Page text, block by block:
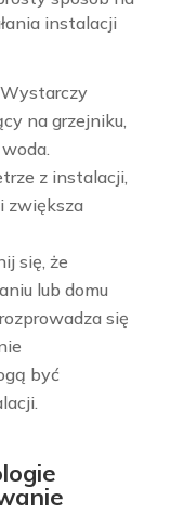
instalacji
Wystarczy
na grzejniku,
z instalacji,
zwiększa
się, że
lub domu
się
być